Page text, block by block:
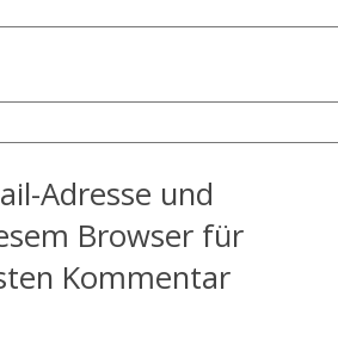
Adresse und
Browser für
Kommentar